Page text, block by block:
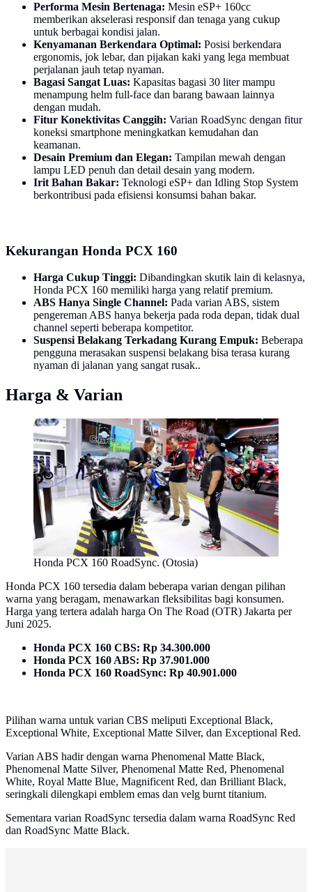
Performa Mesin Bertenaga: Mesin eSP+ 160cc
memberikan akselerasi responsif dan tenaga yang cukup
untuk berbagai kondisi jalan.
Kenyamanan Berkendara Optimal: Posisi berkendara
ergonomis, jok lebar, dan pijakan kaki yang lega membuat
perjalanan jauh tetap nyaman.
Bagasi Sangat Luas: Kapasitas bagasi 30 liter mampu
menampung helm full-face dan barang bawaan lainnya
dengan mudah.
Fitur Konektivitas Canggih: Varian RoadSync dengan fitur
koneksi smartphone meningkatkan kemudahan dan
keamanan.
Desain Premium dan Elegan: Tampilan mewah dengan
lampu LED penuh dan detail desain yang modern.
Irit Bahan Bakar: Teknologi eSP+ dan Idling Stop System
berkontribusi pada efisiensi konsumsi bahan bakar.
Kekurangan Honda PCX 160
Harga Cukup Tinggi: Dibandingkan skutik lain di kelasnya,
Honda PCX 160 memiliki harga yang relatif premium.
ABS Hanya Single Channel: Pada varian ABS, sistem
pengereman ABS hanya bekerja pada roda depan, tidak dual
channel seperti beberapa kompetitor.
Suspensi Belakang Terkadang Kurang Empuk: Beberapa
pengguna merasakan suspensi belakang bisa terasa kurang
nyaman di jalanan yang sangat rusak..
Harga & Varian
Honda PCX 160 RoadSync. (Otosia)
Honda PCX 160 tersedia dalam beberapa varian dengan pilihan
warna yang beragam, menawarkan fleksibilitas bagi konsumen.
Harga yang tertera adalah harga On The Road (OTR) Jakarta per
Juni 2025.
Honda PCX 160 CBS: Rp 34.300.000
Honda PCX 160 ABS: Rp 37.901.000
Honda PCX 160 RoadSync: Rp 40.901.000
Pilihan warna untuk varian CBS meliputi Exceptional Black,
Exceptional White, Exceptional Matte Silver, dan Exceptional Red.
Varian ABS hadir dengan warna Phenomenal Matte Black,
Phenomenal Matte Silver, Phenomenal Matte Red, Phenomenal
White, Royal Matte Blue, Magnificent Red, dan Brilliant Black,
seringkali dilengkapi emblem emas dan velg burnt titanium.
Sementara varian RoadSync tersedia dalam warna RoadSync Red
dan RoadSync Matte Black.